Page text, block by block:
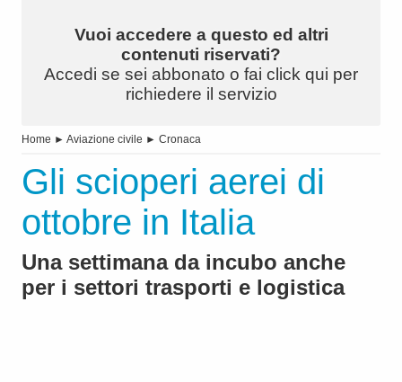
Vuoi accedere a questo ed altri
contenuti riservati?
Accedi se sei abbonato o fai click qui per
richiedere il servizio
Home ► Aviazione civile ► Cronaca
Gli scioperi aerei di
ottobre in Italia
Una settimana da incubo anche
per i settori trasporti e logistica